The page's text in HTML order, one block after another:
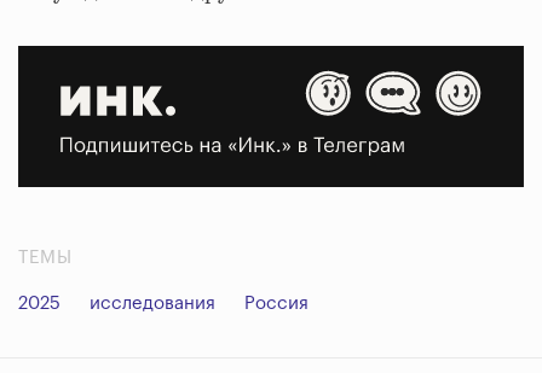
ТЕМЫ
2025 исследования Россия